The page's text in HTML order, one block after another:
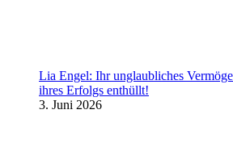
Lia Engel: Ihr unglaubliches
ihres Erfolgs enthüllt!
3. Juni 2026